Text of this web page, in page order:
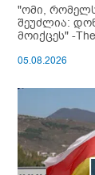
"ომი,
შეუძლია:
მოიქცეს" -
05.08.2026